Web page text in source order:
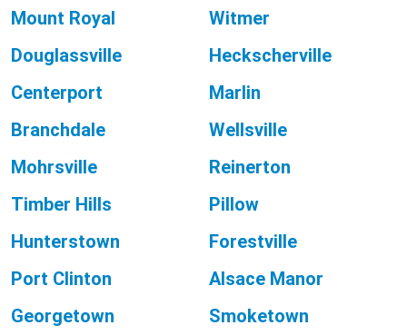
Mount Royal
Witmer
Douglassville
Heckscherville
Centerport
Marlin
Branchdale
Wellsville
Mohrsville
Reinerton
Timber Hills
Pillow
Hunterstown
Forestville
Port Clinton
Alsace Manor
Georgetown
Smoketown